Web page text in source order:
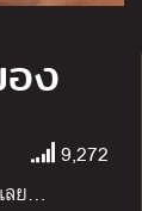
ง
9,272
ลย…